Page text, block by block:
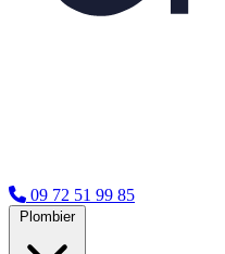
09 72 51 99 85
Plombier